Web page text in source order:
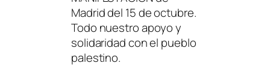
Madrid del 15 de octubre.
Todo nuestro apoyo y
solidaridad con el pueblo
palestino.